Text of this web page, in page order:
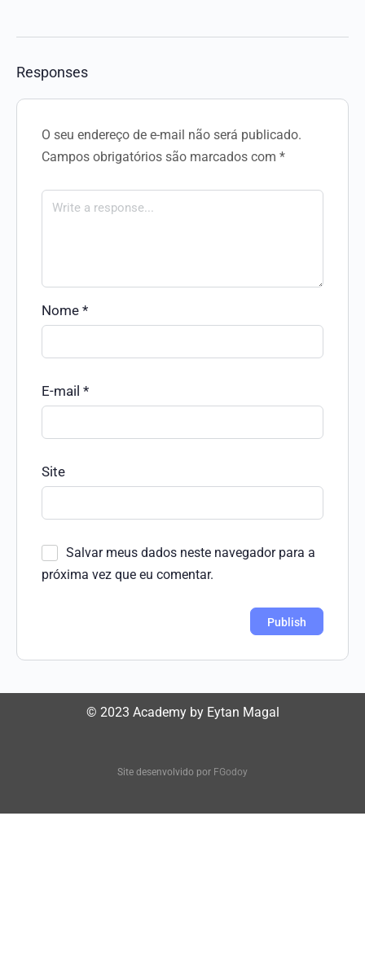
Responses
O seu endereço de e-mail não será publicado.
Campos obrigatórios são marcados com *
Nome *
E-mail *
Site
Salvar meus dados neste navegador para a
próxima vez que eu comentar.
© 2023 Academy by Eytan Magal
Site desenvolvido por FGodoy